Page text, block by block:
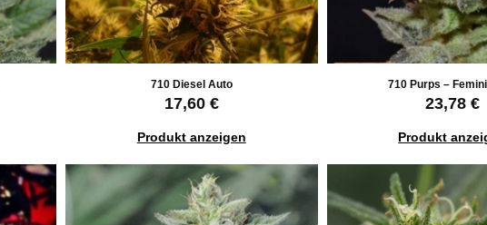
710 Diesel Auto
17,60 €
Produkt anzeigen
710 Purps –
23,78 €
Produkt